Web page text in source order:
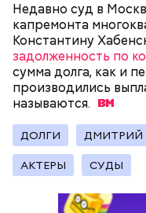
Недавно суд в
капремонта
Константину
задолженность по
сумма долга, как и
производились
называются.
ДОЛГИ ДМИТРИЙ
АКТЕРЫ СУДЫ
— Гасанов, являясь
предпринимателем,
продажи и
сетях. С целью
покупателей
прогнозов ставок на
свои личные
счета, — пояснили в
Миссюры
когда молодые
подозреваемый
этиленгликолем.
больнице.